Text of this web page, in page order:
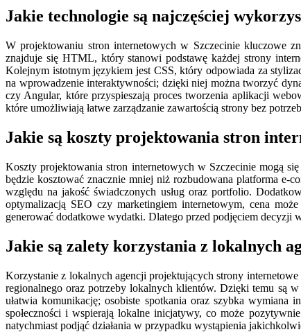
Jakie technologie są najczęściej
W projektowaniu stron internetowych w Szczecinie kluczowe
znajduje się HTML, który stanowi podstawę każdej strony
Kolejnym istotnym językiem jest CSS, który odpowiada za
na wprowadzenie interaktywności; dzięki niej można tworzyć
czy Angular, które przyspieszają proces tworzenia aplikacji
które umożliwiają łatwe zarządzanie zawartością strony bez
Jakie są koszty projektowania stron
Koszty projektowania stron internetowych w Szczecinie mogą
będzie kosztować znacznie mniej niż rozbudowana platforma e-
względu na jakość świadczonych usług oraz portfolio.
optymalizacją SEO czy marketingiem internetowym, cena
generować dodatkowe wydatki. Dlatego przed podjęciem decyzji
Jakie są zalety korzystania z lokalnych
Korzystanie z lokalnych agencji projektujących strony
regionalnego oraz potrzeby lokalnych klientów. Dzięki temu są
ułatwia komunikację; osobiste spotkania oraz szybka wymiana
społeczności i wspierają lokalne inicjatywy, co może
natychmiast podjąć działania w przypadku wystąpienia